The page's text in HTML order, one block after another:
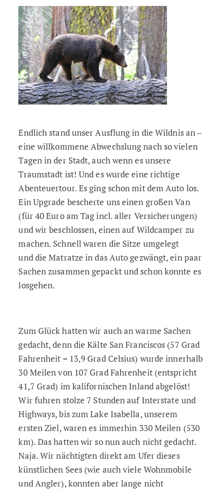
Endlich stand unser Ausflung in die Wildnis an –
eine willkommene Abwechslung nach so vielen
Tagen in der Stadt, auch wenn es unsere
Traumstadt ist! Und es wurde eine richtige
Abenteuertour. Es ging schon mit dem Auto los.
Ein Upgrade bescherte uns einen großen Van
(für 40 Euro am Tag incl. aller Versicherungen)
und wir beschlossen, einen auf Wildcamper zu
machen. Schnell waren die Sitze umgelegt
und die Matratze in das Auto gezwängt, ein paar
Sachen zusammen gepackt und schon konnte es
losgehen.
Zum Glück hatten wir auch an warme Sachen
gedacht, denn die Kälte San Franciscos (57 Grad
Fahrenheit = 13,9 Grad Celsius) wurde innerhalb
30 Meilen von 107 Grad Fahrenheit (entspricht
41,7 Grad) im kalifornischen Inland abgelöst!
Wir fuhren stolze 7 Stunden auf Interstate und
Highways, bis zum Lake Isabella, unserem
ersten Ziel, waren es immerhin 330 Meilen (530
km). Das hatten wir so nun auch nicht gedacht.
Naja. Wir nächtigten direkt am Ufer dieses
künstlichen Sees (wie auch viele Wohnmobile
und Angler), konnten aber lange nicht